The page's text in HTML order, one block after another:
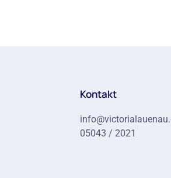
Kontakt
05043 / 2021